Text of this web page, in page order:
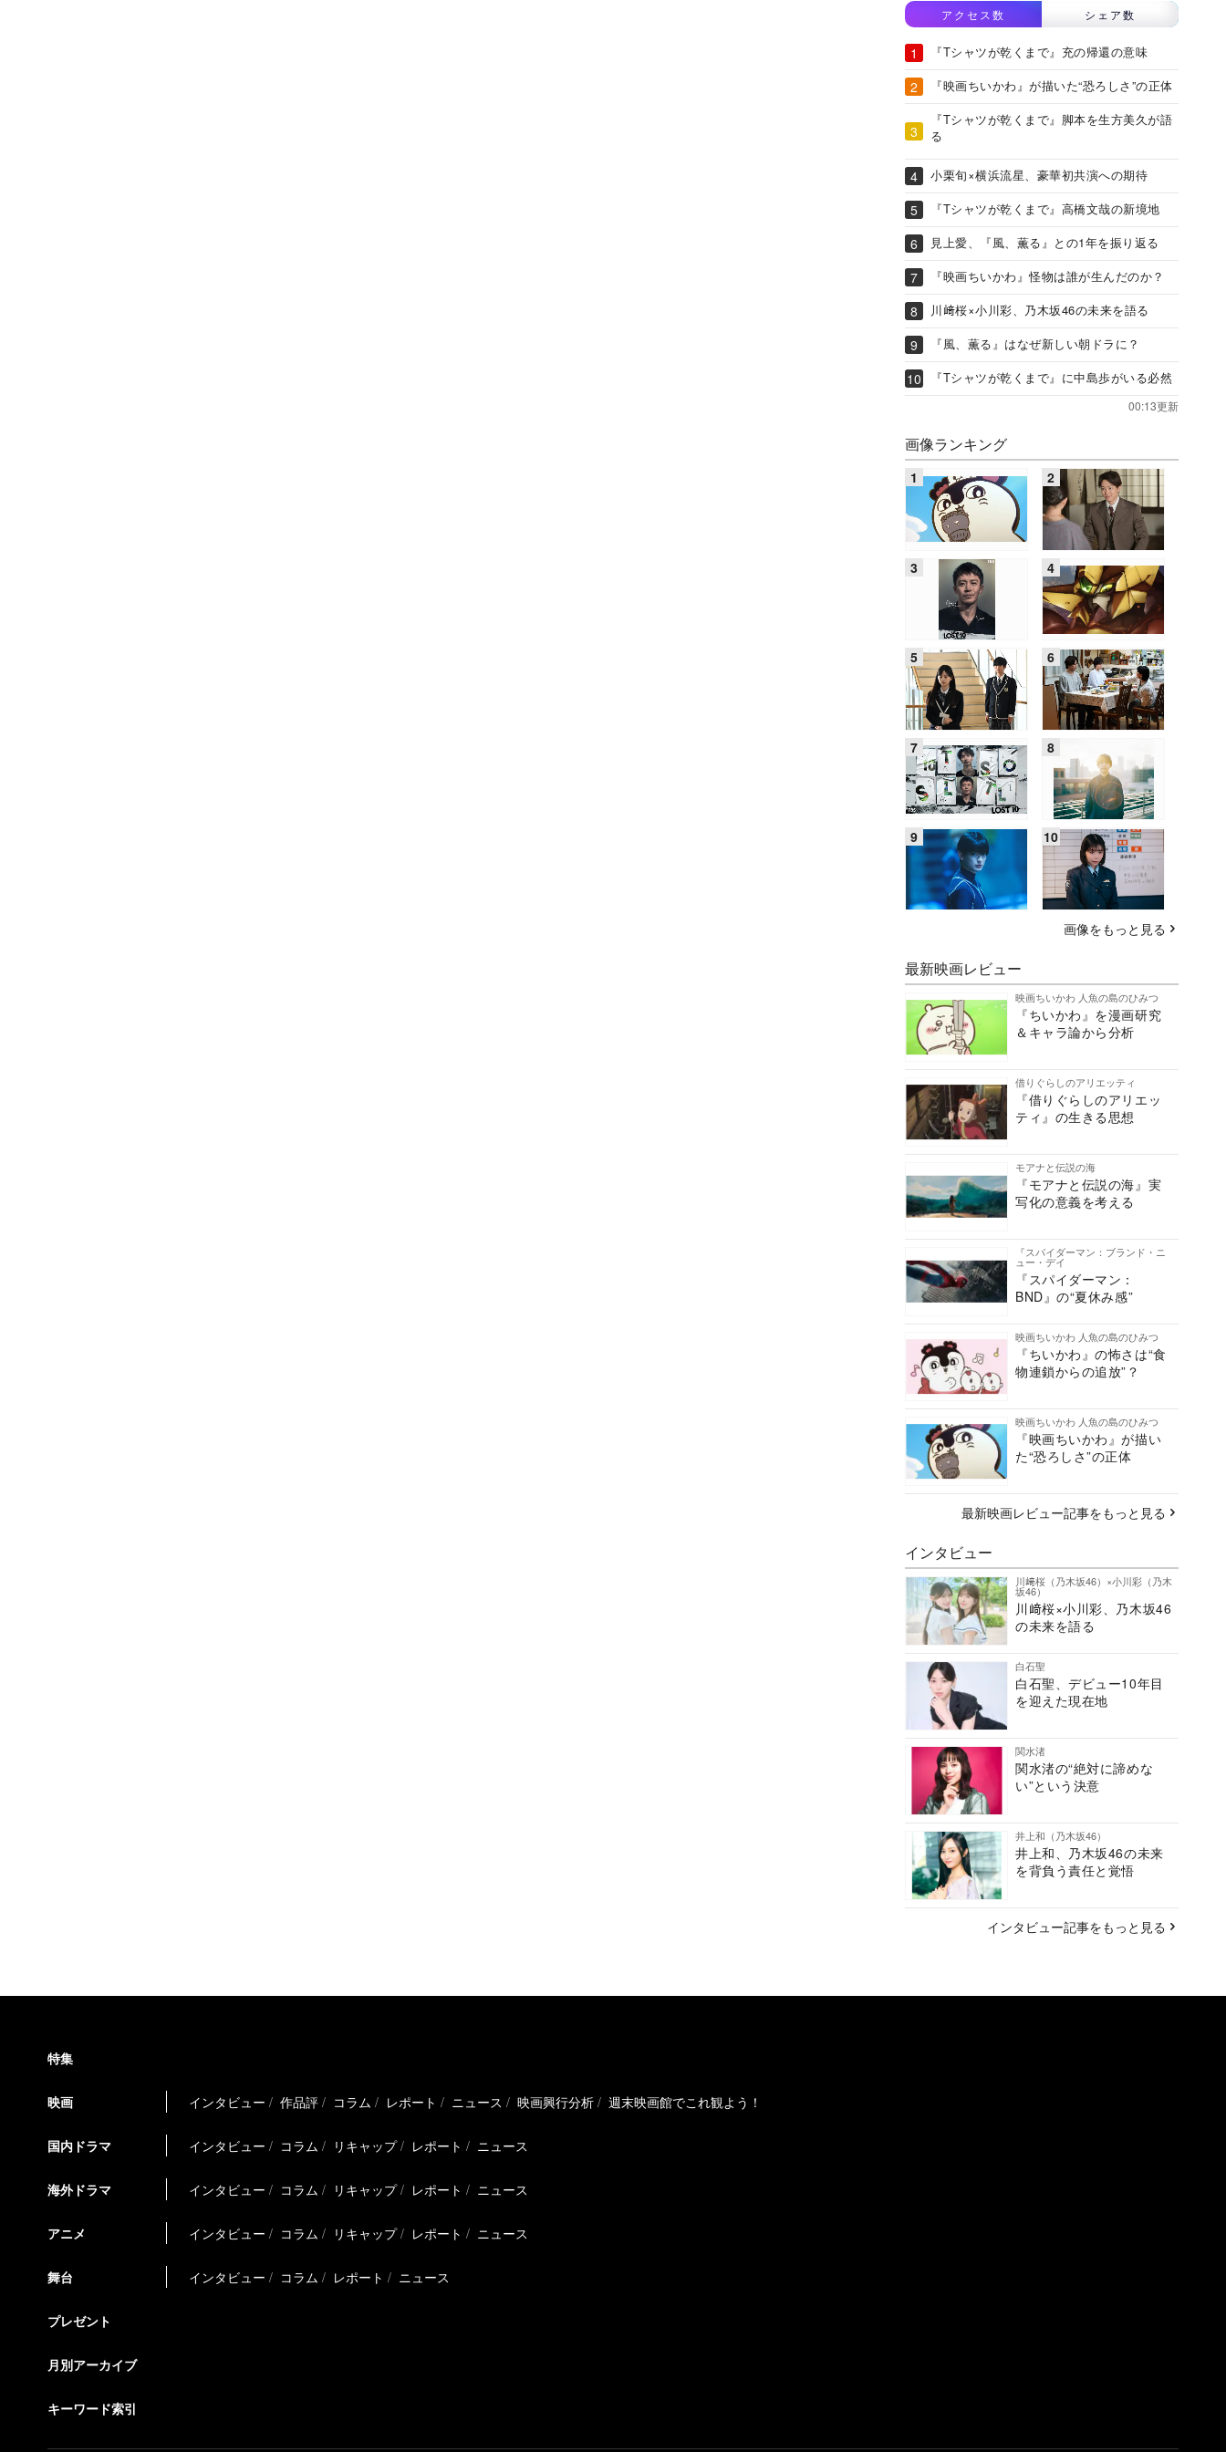
アクセス数 シェア数
『Tシャツが乾くまで』充の帰還の意味
『映画ちいかわ』が描いた“恐ろしさ”の正体
『Tシャツが乾くまで』脚本を生方美久が語
る
小栗旬×横浜流星、豪華初共演への期待
『Tシャツが乾くまで』高橋文哉の新境地
見上愛、『風、薫る』との1年を振り返る
『映画ちいかわ』怪物は誰が生んだのか？
川﨑桜×小川彩、乃木坂46の未来を語る
『風、薫る』はなぜ新しい朝ドラに？
『Tシャツが乾くまで』に中島歩がいる必然
00:13更新
画像ランキング
画像をもっと見る
最新映画レビュー
映画ちいかわ 人魚の島のひみつ
『ちいかわ』を漫画研究
＆キャラ論から分析
借りぐらしのアリエッティ
『借りぐらしのアリエッ
ティ』の生きる思想
モアナと伝説の海
『モアナと伝説の海』実
写化の意義を考える
『スパイダーマン：ブランド・ニ
ュー・デイ
『スパイダーマン：
BND』の“夏休み感”
映画ちいかわ 人魚の島のひみつ
『ちいかわ』の怖さは“食
物連鎖からの追放”？
映画ちいかわ 人魚の島のひみつ
『映画ちいかわ』が描い
た“恐ろしさ”の正体
最新映画レビュー記事をもっと見る
インタビュー
川﨑桜（乃木坂46）×小川彩（乃木
坂46）
川﨑桜×小川彩、乃木坂46
の未来を語る
白石聖
白石聖、デビュー10年目
を迎えた現在地
関水渚
関水渚の“絶対に諦めな
い”という決意
井上和（乃木坂46）
井上和、乃木坂46の未来
を背負う責任と覚悟
インタビュー記事をもっと見る
特集
映画 インタビュー 作品評 コラム レポート ニュース 映画興行分析 週末映画館でこれ観よう！
国内ドラマ インタビュー コラム リキャップ レポート ニュース
海外ドラマ インタビュー コラム リキャップ レポート ニュース
アニメ インタビュー コラム リキャップ レポート ニュース
舞台 インタビュー コラム レポート ニュース
プレゼント
月別アーカイブ
キーワード索引